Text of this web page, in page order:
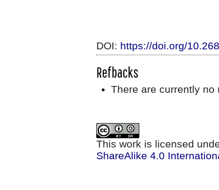
DOI: https://doi.org/
Refbacks
There are currently no
This work is licensed
ShareAlike 4.0